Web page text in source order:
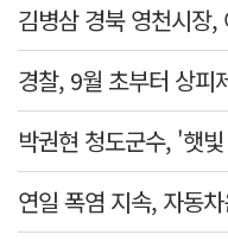
박권현 청도군수, '햇